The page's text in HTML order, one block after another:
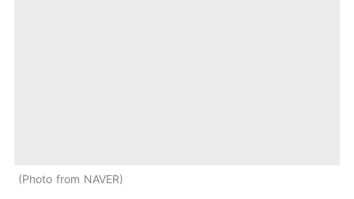
Photo from NAVER